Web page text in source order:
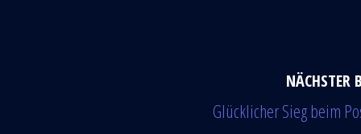
NÄCHSTER
Glücklicher Sieg beim